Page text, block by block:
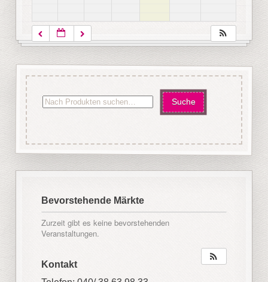
Bevorstehende Märkte
Zurzeit gibt es keine bevorstehenden
Veranstaltungen.
Kontakt